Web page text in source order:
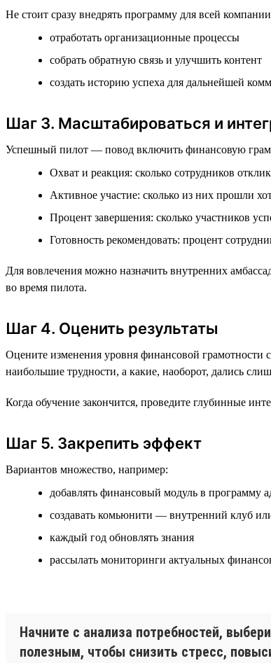
Не стоит сразу внедрять программу для всей
отработать организационные процессы
собрать обратную связь и улучшить контент
создать историю успеха для дальнейшей
Шаг 3. Масштабироваться и
Успешный пилот — повод включить финансовую
Охват и реакция: сколько сотрудников
Активное участие: сколько из них прошли
Процент завершения: сколько участников
Готовность рекомендовать: процент
Для вовлечения можно назначить внутренних
во время пилота.
Шаг 4. Оценить результаты
Оцените изменения уровня финансовой грамотности
наибольшие трудности, а какие, наоборот, дались
Когда обучение закончится, проведите глубинные
Шаг 5. Закрепить эффект
Вариантов множество, например:
добавлять финансовый модуль в программу
создавать комьюнити — внутренний клуб
каждый год обновлять знания
рассылать мониторинги актуальных
Начните с анализа потребностей,
полезным, чтобы снизить стресс,